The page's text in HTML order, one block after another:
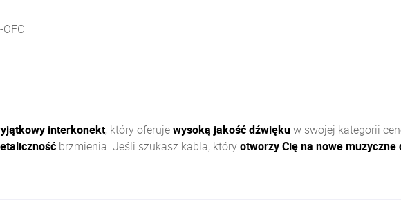
interkonekt, który oferujewysoką jakość dźwiękuw swojej kategorii
brzmienia. Jeśli szukasz kabla, któryotworzy Cię na nowe muzyczne